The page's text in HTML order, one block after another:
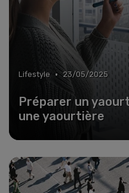
Lifestyle • 23/05/2025
Préparer un
une yaourtière